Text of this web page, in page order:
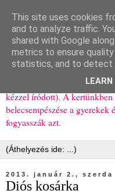
Ízőrző
Kisgyerekes család
bemutató receptjei a
elhagyom) és gyerekeimnek
kézzel íródott). A kertünkben
belecsempészése a
fogyasszák azt.
2013. január 2., szerda
Diós kosárka
This site uses cookies
and to analyze traffic.
shared with Google
metrics to ensure
statistics, and to detect